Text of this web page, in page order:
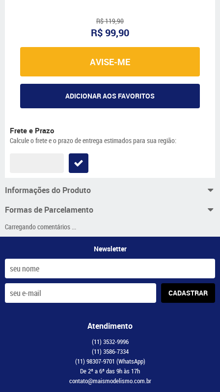
R$ 119,90
R$ 99,90
AVISE-ME
ADICIONAR AOS FAVORITOS
Frete e Prazo
Calcule o frete e o prazo de entrega estimados para sua região:
Informações do Produto
Formas de Parcelamento
Carregando comentários ...
Newsletter
CADASTRAR
Atendimento
(11) 3532-9996
(11) 3586-7334
(11) 98307-9701 (WhatsApp)
De 2ª a 6ª das 9h às 17h
contato@maismodelismo.com.br